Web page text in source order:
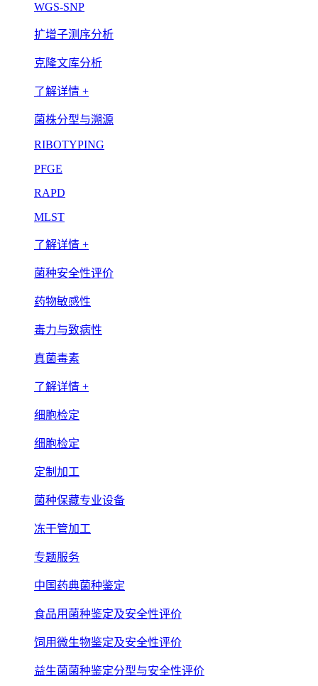
WGS-SNP
扩增子测序分析
克隆文库分析
了解详情 +
菌株分型与溯源
RIBOTYPING
PFGE
RAPD
MLST
了解详情 +
菌种安全性评价
药物敏感性
毒力与致病性
真菌毒素
了解详情 +
细胞检定
细胞检定
定制加工
菌种保藏专业设备
冻干管加工
专题服务
中国药典菌种鉴定
食品用菌种鉴定及安全性评价
饲用微生物鉴定及安全性评价
益生菌菌种鉴定分型与安全性评价